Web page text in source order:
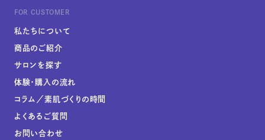
FOR CUSTOMER
私たちについて
商品のご紹介
サロンを探す
体験・購入の流れ
コラム／素肌づくりの時間
よくあるご質問
お問い合わせ